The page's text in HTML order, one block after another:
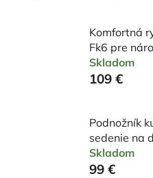
Komfortná
Fk6 pre
Skladom
109 €
Podnožník
sedenie na
Skladom
99 €